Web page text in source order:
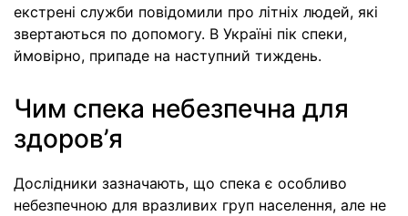
екстрені служби повідомили про літніх людей, які
звертаються по допомогу. В Україні пік спеки,
ймовірно, припаде на наступний тиждень.
Чим спека небезпечна для
здоров’я
Дослідники зазначають, що спека є особливо
небезпечною для вразливих груп населення, але не